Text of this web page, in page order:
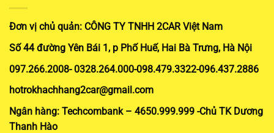
Đơn vị chủ quản: CÔNG TY TNHH 2CAR Việt Nam
Số 44 đường Yên Bái 1, p Phố Huế, Hai Bà Trưng, Hà Nội
097.266.2008- 0328.264.000-098.479.3322-096.437.2886
hotrokhachhang2car@gmail.com
Ngân hàng: Techcombank – 4650.999.999 -Chủ TK Dương
Thanh Hào